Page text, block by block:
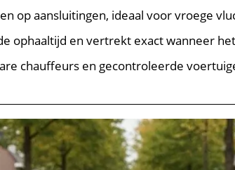
op aansluitingen, ideaal voor vroege
ophaaltijd en vertrekt exact wanneer
chauffeurs en gecontroleerde